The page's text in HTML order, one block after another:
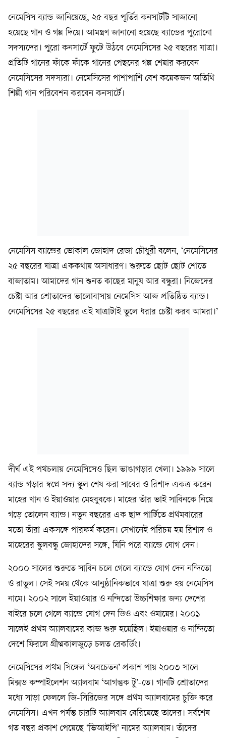
নেমেসিস ব্যান্ড জানিয়েছে, ২৫ বছর পূর্তির কনসার্টটি সাজানো
হয়েছে গান ও গল্প দিয়ে। আমন্ত্রণ জানানো হয়েছে ব্যান্ডের পুরোনো
সদস্যদের। পুরো কনসার্টে ফুটে উঠবে নেমেসিসের ২৫ বছরের যাত্রা।
প্রতিটি গানের ফাঁকে ফাঁকে গানের পেছনের গল্প শেয়ার করবেন
নেমেসিসের সদস্যরা। নেমেসিসের পাশাপাশি বেশ কয়েকজন অতিথি
শিল্পী গান পরিবেশন করবেন কনসার্টে।
নেমেসিস ব্যান্ডের ভোকাল জোহাদ রেজা চৌধুরী বলেন, ‘নেমেসিসের
২৫ বছরের যাত্রা এককথায় অসাধারণ। শুরুতে ছোট ছোট শোতে
বাজাতাম। আমাদের গান শুনত কাছের মানুষ আর বন্ধুরা। নিজেদের
চেষ্টা আর শ্রোতাদের ভালোবাসায় নেমেসিস আজ প্রতিষ্ঠিত ব্যান্ড।
নেমেসিসের ২৫ বছরের এই যাত্রাটাই তুলে ধরার চেষ্টা করব আমরা।’
দীর্ঘ এই পথচলায় নেমেসিসেও ছিল ভাঙাগড়ার খেলা। ১৯৯৯ সালে
ব্যান্ড গড়ার স্বপ্নে সদ্য স্কুল শেষ করা সাবের ও রিশাদ একত্র করেন
মাহের খান ও ইয়াওয়ার মেহবুবকে। মাহের তাঁর ভাই সাবিনকে নিয়ে
গড়ে তোলেন ব্যান্ড। নতুন বছরের এক ছাদ পার্টিতে প্রথমবারের
মতো তাঁরা একসঙ্গে পারফর্ম করেন। সেখানেই পরিচয় হয় রিশাদ ও
মাহেরের স্কুলবন্ধু জোহাদের সঙ্গে, যিনি পরে ব্যান্ডে যোগ দেন।
২০০০ সালের শুরুতে সাবিন চলে গেলে ব্যান্ডে যোগ দেন নন্দিতো
ও রাতুল। সেই সময় থেকে আনুষ্ঠানিকভাবে যাত্রা শুরু হয় নেমেসিস
নামে। ২০০২ সালে ইয়াওয়ার ও নন্দিতো উচ্চশিক্ষার জন্য দেশের
বাইরে চলে গেলে ব্যান্ডে যোগ দেন ডিও এবং ওমায়ের। ২০০১
সালেই প্রথম অ্যালবামের কাজ শুরু হয়েছিল। ইয়াওয়ার ও নান্দিতো
দেশে ফিরলে গ্রীষ্মকালজুড়ে চলত রেকর্ডিং।
নেমেসিসের প্রথম সিঙ্গেল ‘অবচেতন’ প্রকাশ পায় ২০০৩ সালে
মিক্সড কম্পাইলেশন অ্যালবাম ‘আগন্তুক টু’-তে। গানটি শ্রোতাদের
মধ্যে সাড়া ফেললে জি-সিরিজের সঙ্গে প্রথম অ্যালবামের চুক্তি করে
নেমেসিস। এখন পর্যন্ত চারটি অ্যালবাম বেরিয়েছে তাদের। সর্বশেষ
গত বছর প্রকাশ পেয়েছে ‘ভিআইপি’ নামের অ্যালবাম। তাঁদের